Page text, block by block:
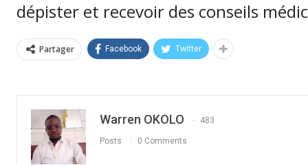
dépister et recevoir des conseils
Partager Facebook Twitter
Warren OKOLO 483
Posts 0 Comments